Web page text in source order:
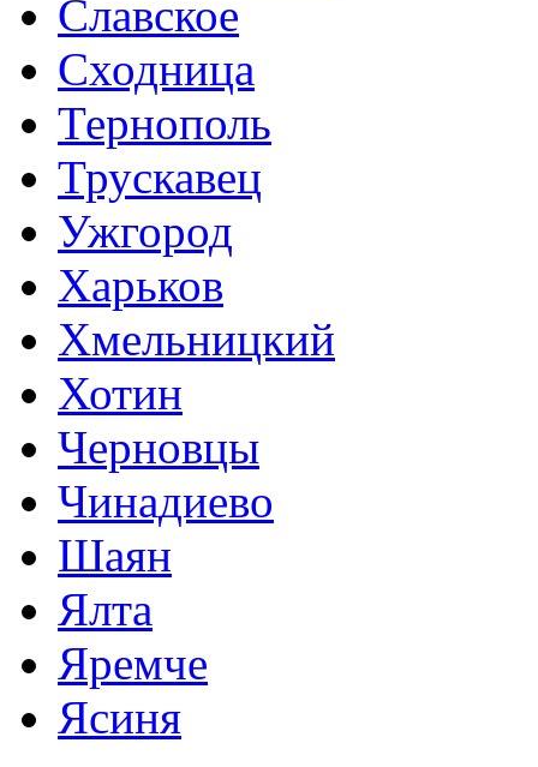
Славское
Сходница
Тернополь
Трускавец
Ужгород
Харьков
Хмельницкий
Хотин
Черновцы
Чинадиево
Шаян
Ялта
Яремче
Ясиня